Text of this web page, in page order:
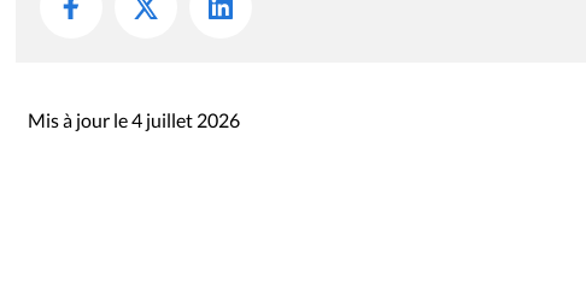
Mis à jour le 4 juillet 2026